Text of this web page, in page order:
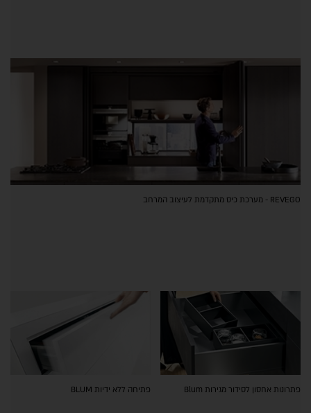
REVEGO - מערכת כיס מתקדמת לעיצוב המרחב
פתרונות אחסון לסידור מגירות Blum פתיחה ללא ידיות BLUM